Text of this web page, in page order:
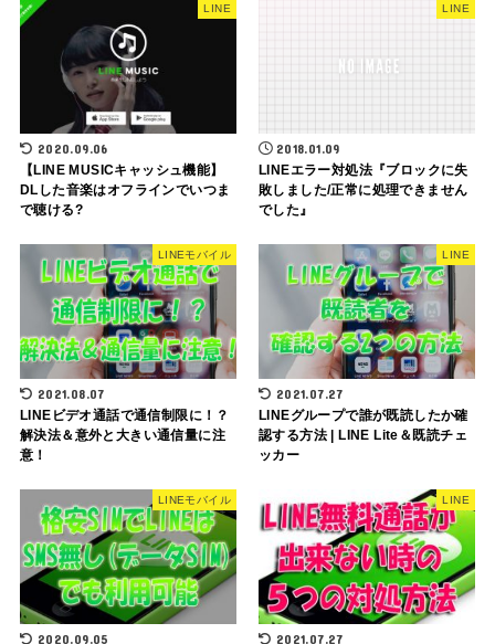
LINE
2020.09.06
【LINE MUSICキャッシュ機能】
DLした音楽はオフラインでいつま
で聴ける?
LINE
2018.01.09
LINEエラー対処法『ブロックに失
敗しました/正常に処理できません
でした』
LINEモバイル
2021.08.07
LINEビデオ通話で通信制限に！？
解決法＆意外と大きい通信量に注
意！
LINE
2021.07.27
LINEグループで誰が既読したか確
認する方法 | LINE Lite＆既読チェ
ッカー
LINEモバイル
2020.09.05
LINE
2021.07.27